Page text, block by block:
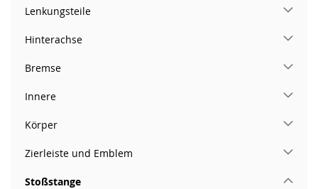
Lenkungsteile
Hinterachse
Bremse
Innere
Körper
Zierleiste und Emblem
Stoßstange